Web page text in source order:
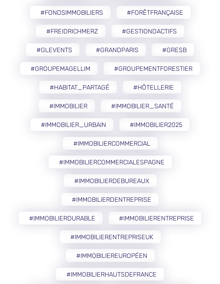
#FONDSIMMOBILIERS #FORÊTFRANÇAISE
#FREIDRICHMERZ #GESTIONDACTIFS
#GLEVENTS #GRANDPARIS #GRESB
#GROUPEMAGELLIM #GROUPEMENTFORESTIER
#HABITAT_PARTAGÉ #HÔTELLERIE
#IMMOBILIER #IMMOBILIER_SANTÉ
#IMMOBILIER_URBAIN #IMMOBILIER2025
#IMMOBILIERCOMMERCIAL
#IMMOBILIERCOMMERCIALESPAGNE
#IMMOBILIERDEBUREAUX
#IMMOBILIERDENTREPRISE
#IMMOBILIERDURABLE #IMMOBILIERENTREPRISE
#IMMOBILIERENTREPRISEUK
#IMMOBILIEREUROPÉEN
#IMMOBILIERHAUTSDEFRANCE